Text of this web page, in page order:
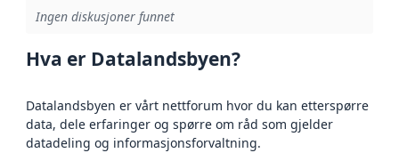
Ingen diskusjoner funnet
Hva er Datalandsbyen?
Datalandsbyen er vårt nettforum hvor du kan etterspørre
data, dele erfaringer og spørre om råd som gjelder
datadeling og informasjonsforvaltning.